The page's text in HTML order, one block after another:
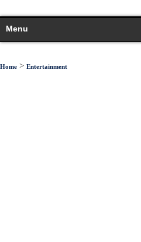
Menu
Home > Entertainment